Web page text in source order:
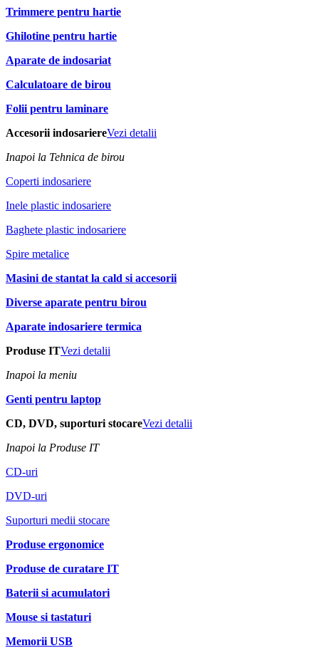
Trimmere pentru hartie
Ghilotine pentru hartie
Aparate de indosariat
Calculatoare de birou
Folii pentru laminare
Accesorii indosariereVezi detalii
Inapoi la Tehnica de birou
Coperti indosariere
Inele plastic indosariere
Baghete plastic indosariere
Spire metalice
Masini de stantat la cald si accesorii
Diverse aparate pentru birou
Aparate indosariere termica
Produse ITVezi detalii
Inapoi la meniu
Genti pentru laptop
CD, DVD, suporturi stocareVezi detalii
Inapoi la Produse IT
CD-uri
DVD-uri
Suporturi medii stocare
Produse ergonomice
Produse de curatare IT
Baterii si acumulatori
Mouse si tastaturi
Memorii USB